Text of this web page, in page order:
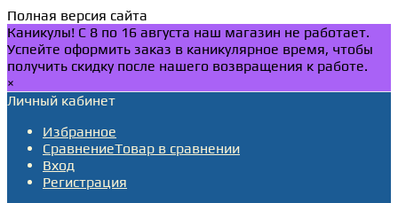
Полная версия сайта
Каникулы! С 8 по 16 августа наш магазин не работает.
Успейте оформить заказ в каникулярное время, чтобы
получить скидку после нашего возвращения к работе.
×
Личный кабинет
Избранное
СравнениеТовар в сравнении
Вход
Регистрация